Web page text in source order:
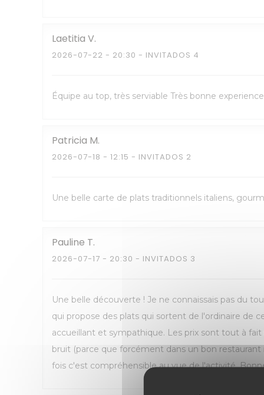
Laetitia V
2026-07-22 - 20:30 - INVITADOS 4
Équipe au top, très serviable Très bonne experience
Patricia M
2026-07-18 - 12:15 - INVITADOS 2
Une belle carte de plats traditionnels italiens,
Pauline T
2026-07-17 - 20:30 - INVITADOS 3
Une belle découverte ! Je ne connaissais pas du
qui propose des plats qui sortent de l'ordinaire de
accueillant et sympathique. Les prix sont tout à
bruit (parce que forcément dans un bon
fois c'est compréhensible au vue de l'activité.